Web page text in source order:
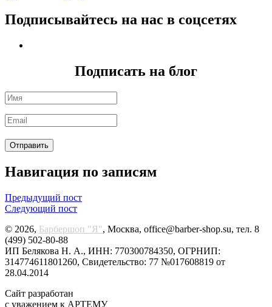
Подписывайтесь на нас в соцсетях
Подписать на блог
Навигация по записям
Предыдущий пост
Следующий пост
© 2026, Барбершоп "Я", Москва, office@barber-shop.su, тел. 8
(499) 502-80-88
ИП Белякова Н. А., ИНН: 770300784350, ОГРНИП:
314774611801260, Свидетельство: 77 №017608819 от
28.04.2014
Сайт разработан
с уважением к АРТЕМУ